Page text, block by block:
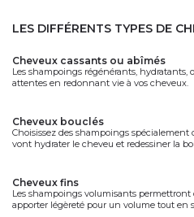
LES DIFFÉRENTS TYPES DE
cheveux cassants ou abîmés
Les shampoings régénérants, hydratants,
attentes en redonnant vie à vos cheveux.
cheveux bouclés
Choisissez des shampoings spécialement
vont hydrater le cheveu et redessiner la
cheveux fins
Les shampoings volumisants
apporter légèreté pour un volume tout en